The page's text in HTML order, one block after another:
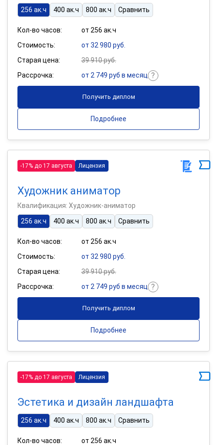
256 ак.ч
400 ак.ч 800 ак.ч Сравнить
Кол-во часов:
от 256 ак.ч
Стоимость:
от 32 980 руб.
Старая цена:
39 910 руб.
Рассрочка:
от 2 749 руб в месяц
Получить диплом
Подробнее
-17% до 17 августа Лицензия
Художник аниматор
Квалификация: Художник-аниматор
256 ак.ч
400 ак.ч 800 ак.ч Сравнить
Кол-во часов:
от 256 ак.ч
Стоимость:
от 32 980 руб.
Старая цена:
39 910 руб.
Рассрочка:
от 2 749 руб в месяц
Получить диплом
Подробнее
-17% до 17 августа Лицензия
Эстетика и дизайн ландшафта
256 ак.ч 400 ак.ч 800 ак.ч Сравнить
Кол-во часов:
от 256 ак.ч